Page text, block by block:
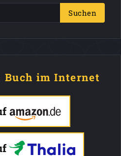
Suchen
Buch im Internet